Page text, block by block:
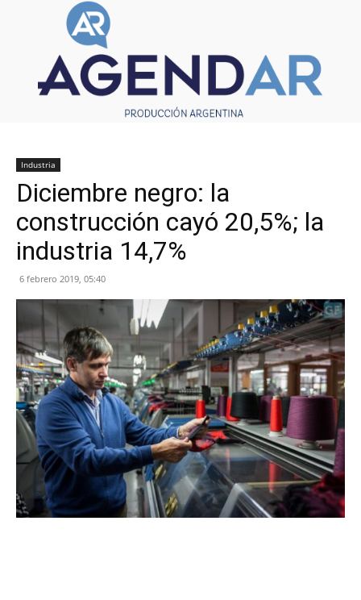
Industria
Diciembre negro: la
construcción cayó 20,5%; la
industria 14,7%
6 febrero 2019, 05:40